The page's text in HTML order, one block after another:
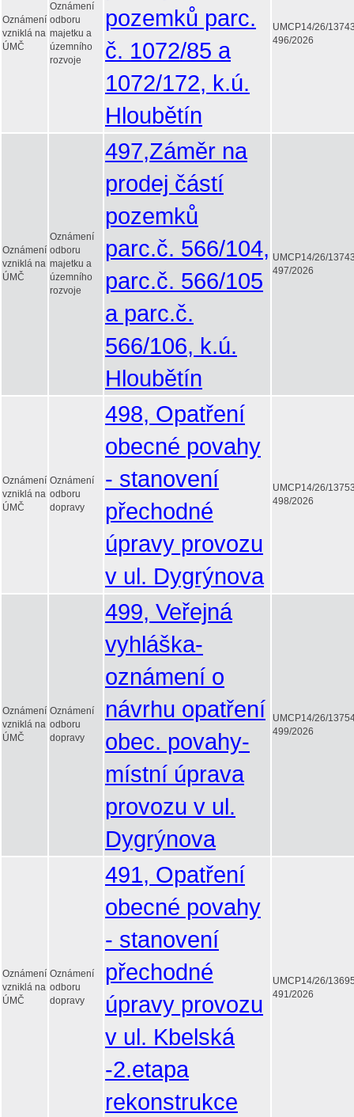
Oznámení
vzniklá na
ÚMČ
Oznámení
odboru
majetku a
územního
rozvoje
pozemků parc.
č. 1072/85 a
1072/172, k.ú.
Hloubětín
UMCP14/26/
496/2026
Oznámení
vzniklá na
ÚMČ
Oznámení
odboru
majetku a
územního
rozvoje
497,Záměr na
prodej částí
pozemků
parc.č. 566/104,
parc.č. 566/105
a parc.č.
566/106, k.ú.
Hloubětín
UMCP14/26/
497/2026
Oznámení
vzniklá na
ÚMČ
Oznámení
odboru
dopravy
498, Opatření
obecné povahy
- stanovení
přechodné
úpravy provozu
v ul. Dygrýnova
UMCP14/26/
498/2026
Oznámení
vzniklá na
ÚMČ
Oznámení
odboru
dopravy
499, Veřejná
vyhláška-
oznámení o
návrhu opatření
obec. povahy-
místní úprava
provozu v ul.
Dygrýnova
UMCP14/26/
499/2026
Oznámení
vzniklá na
ÚMČ
Oznámení
odboru
dopravy
491, Opatření
obecné povahy
- stanovení
přechodné
úpravy provozu
v ul. Kbelská
-2.etapa
rekonstrukce
UMCP14/26/
491/2026